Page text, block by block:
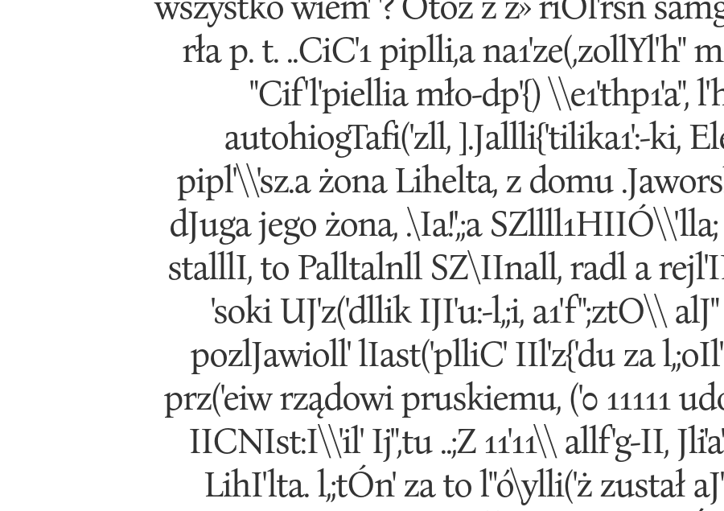
rła p. t. ..CiC'1 piplli,a na1'ze(,zollYl'h"
"Cif'l'piellia mło-dp'{) \\e1'thp1'a",
autohiogTafi('zll, ].Jallli{'tilika1':-ki,
pipl'\\'sz.a żona Lihelta, z domu
dJuga jego żona, .\Ia!',;a
stalllI, to Palltalnll SZ\IInall, radl a
'soki UJ'z('dllik IJI'u:-l,;i, a1'f";ztO\\
pozlJawioll' lIast('plliC' IIl'z{'du za
prz('eiw rządowi pruskiemu, ('0 11111
IICNIst:I\\'il' Ij",tu ..;Z 11'11\\ allf'g-II,
LihI'lta. l,;tÓn' za to l"ó\ylli('ż zustał